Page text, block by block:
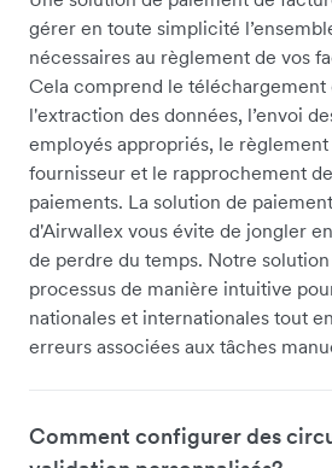
gérer en toute simplicité
nécessaires au règlement de vos
Cela comprend le téléchargement
l'extraction des données, l’envoi
employés appropriés, le règlement
fournisseur et le rapprochement
paiements. La solution de
d'Airwallex vous évite de jongler
de perdre du temps. Notre
processus de manière intuitive
nationales et internationales tout
erreurs associées aux tâches
Comment configurer des